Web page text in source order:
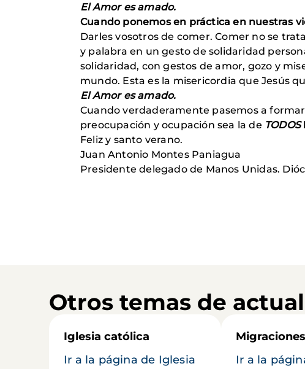
El Amor es amado.
Cuando ponemos en práctica en nuestras
Darles vosotros de comer. Comer no se
y palabra en un gesto de solidaridad
solidaridad, con gestos de amor, gozo y
mundo. Esta es la misericordia que Jesús
El Amor es amado.
Cuando verdaderamente pasemos a
preocupación y ocupación sea la de TODOS
Feliz y santo verano.
Juan Antonio Montes Paniagua
Presidente delegado de Manos Unidas.
Otros temas de
Iglesia católica
Ir a la página de Iglesia
Migraciones
Ir a la